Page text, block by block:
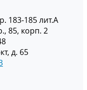
183-185 лит.А
85, корп. 2
д. 65